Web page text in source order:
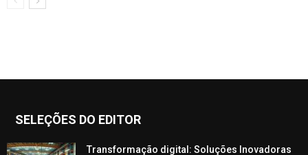
SELEÇÕES DO EDITOR
Transformação digital: Soluções Inovadoras